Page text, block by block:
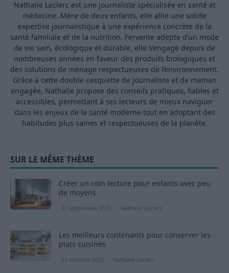
Nathalie Leclerc est une journaliste spécialisée en santé et
médecine. Mère de deux enfants, elle allie une solide
expertise journalistique à une expérience concrète de la
santé familiale et de la nutrition. Fervente adepte d’un mode
de vie sain, écologique et durable, elle s’engage depuis de
nombreuses années en faveur des produits biologiques et
des solutions de ménage respectueuses de l’environnement.
Grâce à cette double casquette de journaliste et de maman
engagée, Nathalie propose des conseils pratiques, fiables et
accessibles, permettant à ses lecteurs de mieux naviguer
dans les enjeux de la santé moderne tout en adoptant des
habitudes plus saines et respectueuses de la planète.
SUR LE MÊME THÈME
Créer un coin lecture pour enfants avec peu
de moyens
27 septembre 2025 Nathalie Leclerc
Les meilleurs contenants pour conserver les
plats cuisinés
21 octobre 2025 Nathalie Leclerc